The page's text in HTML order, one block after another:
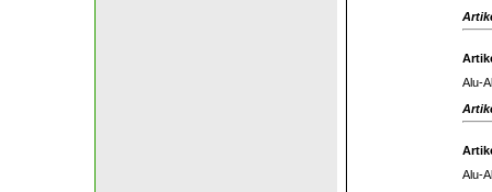
Alu-
Alu-